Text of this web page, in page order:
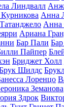
Линдвалл
Анна
Ариана
Бар Пали
Пайпер
Бриджет Холл
Шилдс
Лоренцо
Земанова
Здрок